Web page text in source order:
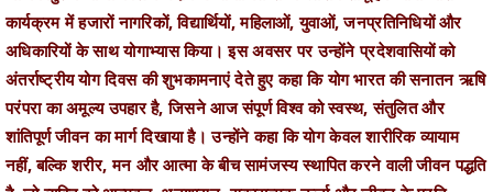
अंतर्राष्ट्रीय योग दिवस की शुभकामनाएं देते हुए कहा कि योग भारत की सनातन ऋषि
परंपरा का अमूल्य उपहार है, जिसने आज संपूर्ण विश्व को स्वस्थ, संतुलित और
शांतिपूर्ण जीवन का मार्ग दिखाया है। उन्होंने कहा कि योग केवल शारीरिक व्यायाम
नहीं, बल्कि शरीर, मन और आत्मा के बीच सामंजस्य स्थापित करने वाली जीवन पद्धति
है, जो व्यक्ति को आत्मबल, अनुशासन, सकारात्मक ऊर्जा और जीवन के प्रति
संतुलित दृष्टिकोण प्रदान करती है।